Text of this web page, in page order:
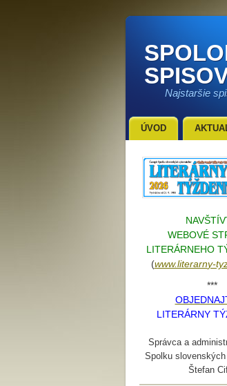
Najstaršie
WEBOVÉ
LITERÁRNEHO
(www.literarny-
***
LITERÁRNY
Správca a
Spolku
Štefan
ÚVOD